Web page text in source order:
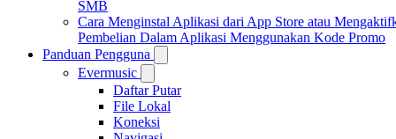
SMB
Cara Menginstal Aplikasi dari App Store atau
Pembelian Dalam Aplikasi Menggunakan Kode Promo
Panduan Pengguna
Evermusic
Daftar Putar
File Lokal
Koneksi